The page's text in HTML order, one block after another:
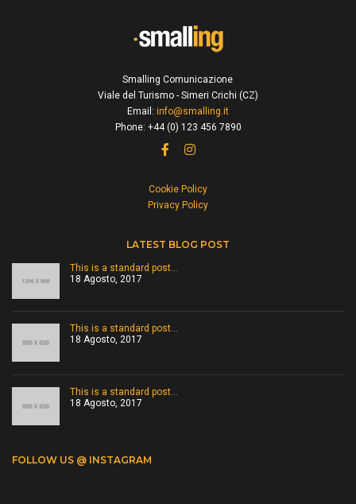
Smalling Comunicazione
Viale del Turismo - Simeri Crichi (CZ)
Email: info@smalling.it
Phone: +44 (0) 123 456 7890
Cookie Policy
Privacy Policy
LATEST BLOG POST
This is a standard post…
18 Agosto, 2017
This is a standard post…
18 Agosto, 2017
This is a standard post…
18 Agosto, 2017
FOLLOW US @ INSTAGRAM